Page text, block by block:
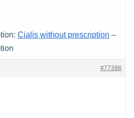
Cialis without prescription –
#77398